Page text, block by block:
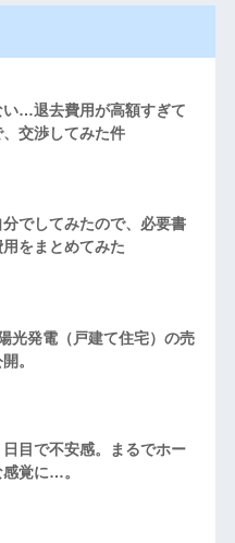
い…退去費用が高額すぎて
交渉してみた件
でしてみたので、必要書
をまとめてみた
光発電（戸建て住宅）の売
。
目で不安感。まるでホー
覚に…。